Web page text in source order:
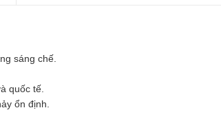
sáng chế.
quốc tế.
ổn định.